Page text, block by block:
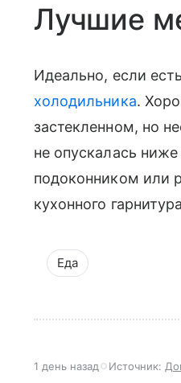
Лучшие
Идеально, если
холодильника.
застекленном, но
не опускалась
подоконником или
кухонного
Еда
1 день назад Источник: